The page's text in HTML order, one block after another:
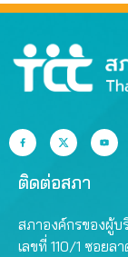
ติดต่อสภา
สภาองค์กรของผู้บ
เลขที่ 110/1 ซอย